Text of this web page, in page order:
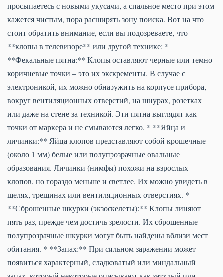
просыпаетесь с новыми укусами, а спальное место при этом
кажется чистым, пора расширять зону поиска. Вот на что
стоит обратить внимание, если вы подозреваете, что
**клопы в телевизоре** или другой технике: *
**Фекальные пятна:** Клопы оставляют черные или темно-
коричневые точки – это их экскременты. В случае с
электроникой, их можно обнаружить на корпусе прибора,
вокруг вентиляционных отверстий, на шнурах, розетках
или даже на стене за техникой. Эти пятна выглядят как
точки от маркера и не смываются легко. * **Яйца и
личинки:** Яйца клопов представляют собой крошечные
(около 1 мм) белые или полупрозрачные овальные
образования. Личинки (нимфы) похожи на взрослых
клопов, но гораздо меньше и светлее. Их можно увидеть в
щелях, трещинах или вентиляционных отверстиях. *
**Сброшенные шкурки (экзоскелеты):** Клопы линяют
пять раз, прежде чем достичь зрелости. Их сброшенные
полупрозрачные шкурки могут быть найдены вблизи мест
обитания. * **Запах:** При сильном заражении может
появиться характерный, сладковатый или миндальный